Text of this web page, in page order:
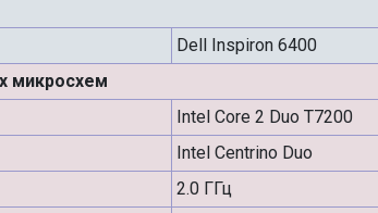
Dell Inspiron 6400
микросхем
Intel Core 2 Duo T7200
Intel Centrino Duo
2.0 ГГц